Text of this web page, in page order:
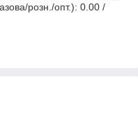
розн./опт.): 0.00 /